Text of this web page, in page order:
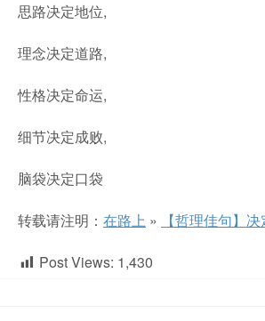
思路决定地位,
理念决定道路,
性格决定命运,
细节决定成败,
脑袋决定口袋
转载请注明： 在路上 » 【哲理佳句】决
Post Views: 1,430